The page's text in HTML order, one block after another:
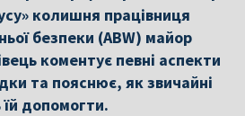
колишня працівниця
безпеки (ABW) майор
коментує певні аспекти
та пояснює, як звичайні
допомогти.